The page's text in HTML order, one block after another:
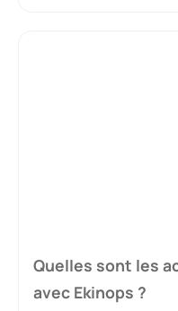
Quelles sont les
avec Ekinops ?